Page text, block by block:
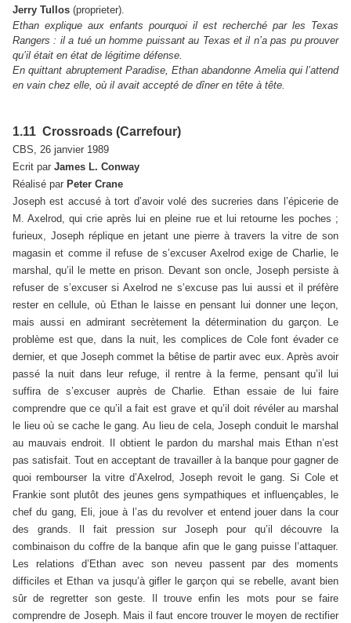
Jerry Tullos (proprieter).
Ethan explique aux enfants pourquoi il est recherché par les Texas
Rangers : il a tué un homme puissant au Texas et il n’a pas pu prouver
qu’il était en état de légitime défense.
En quittant abruptement Paradise, Ethan abandonne Amelia qui l’attend
en vain chez elle, où il avait accepté de dîner en tête à tête.
1.11 Crossroads (Carrefour)
CBS, 26 janvier 1989
Ecrit par James L. Conway
Réalisé par Peter Crane
Joseph est accusé à tort d’avoir volé des sucreries dans l’épicerie de
M. Axelrod, qui crie après lui en pleine rue et lui retourne les poches ;
furieux, Joseph réplique en jetant une pierre à travers la vitre de son
magasin et comme il refuse de s’excuser Axelrod exige de Charlie, le
marshal, qu’il le mette en prison. Devant son oncle, Joseph persiste à
refuser de s’excuser si Axelrod ne s’excuse pas lui aussi et il préfère
rester en cellule, où Ethan le laisse en pensant lui donner une leçon,
mais aussi en admirant secrètement la détermination du garçon. Le
problème est que, dans la nuit, les complices de Cole font évader ce
dernier, et que Joseph commet la bêtise de partir avec eux. Après avoir
passé la nuit dans leur refuge, il rentre à la ferme, pensant qu’il lui
suffira de s’excuser auprès de Charlie. Ethan essaie de lui faire
comprendre que ce qu’il a fait est grave et qu’il doit révéler au marshal
le lieu où se cache le gang. Au lieu de cela, Joseph conduit le marshal
au mauvais endroit. Il obtient le pardon du marshal mais Ethan n’est
pas satisfait. Tout en acceptant de travailler à la banque pour gagner de
quoi rembourser la vitre d’Axelrod, Joseph revoit le gang. Si Cole et
Frankie sont plutôt des jeunes gens sympathiques et influençables, le
chef du gang, Eli, joue à l’as du revolver et entend jouer dans la cour
des grands. Il fait pression sur Joseph pour qu’il découvre la
combinaison du coffre de la banque afin que le gang puisse l’attaquer.
Les relations d’Ethan avec son neveu passent par des moments
difficiles et Ethan va jusqu’à gifler le garçon qui se rebelle, avant bien
sûr de regretter son geste. Il trouve enfin les mots pour se faire
comprendre de Joseph. Mais il faut encore trouver le moyen de rectifier